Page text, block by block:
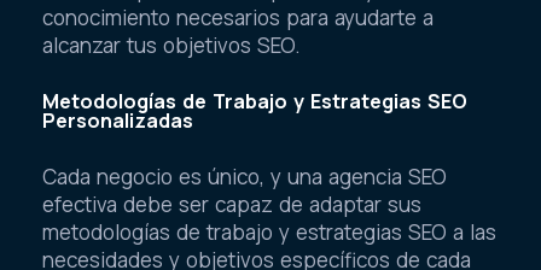
conocimiento necesarios para ayudarte a
alcanzar tus objetivos SEO.
Metodologías de Trabajo y Estrategias SEO
Personalizadas
Cada negocio es único, y una agencia SEO
efectiva debe ser capaz de adaptar sus
metodologías de trabajo y estrategias SEO a las
necesidades y objetivos específicos de cada